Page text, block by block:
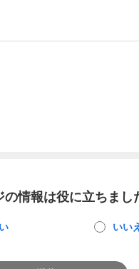
の情報は役に立ちまし
いいえ